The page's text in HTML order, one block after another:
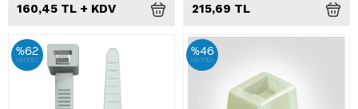
160,45 TL + KDV 215,69 TL
%62
iskonto
%46
iskonto